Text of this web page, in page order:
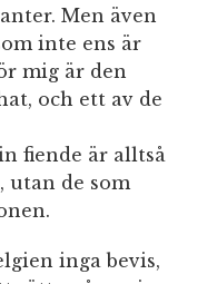
Men även
inte ens är
mig är den
och ett av de
fiende är alltså
utan de som
inga bevis,